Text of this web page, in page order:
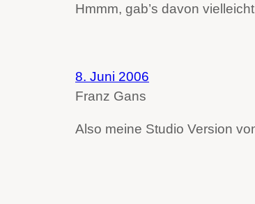
Hmmm, gab’s davon
8. Juni 2006
Franz Gans
Also meine Studio Version